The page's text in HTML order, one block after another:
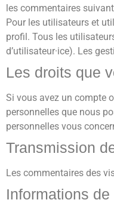
les commentaires
Pour les utilisateurs et
profil. Tous les
d’utilisateur·ice). Les
Les droits que
Si vous avez un compte
personnelles que nous
personnelles vous
Transmission
Les commentaires des
Informations